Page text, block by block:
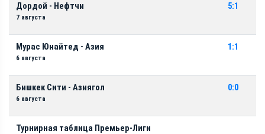
Дордой - Нефтчи
7 августа
5:1
Мурас Юнайтед - Азия
6 августа
1:1
Бишкек Сити - Азиягол
6 августа
0:0
Турнирная таблица Премьер-Лиги